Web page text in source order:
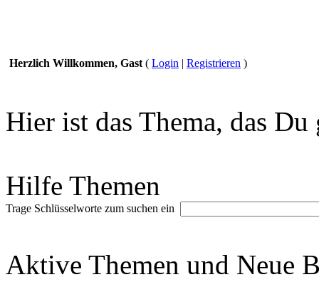
Herzlich Willkommen, Gast ( Login | Registrieren )
Hier ist das Thema, das Du
Hilfe Themen
Trage Schlüsselworte zum suchen ein
Aktive Themen und Neue